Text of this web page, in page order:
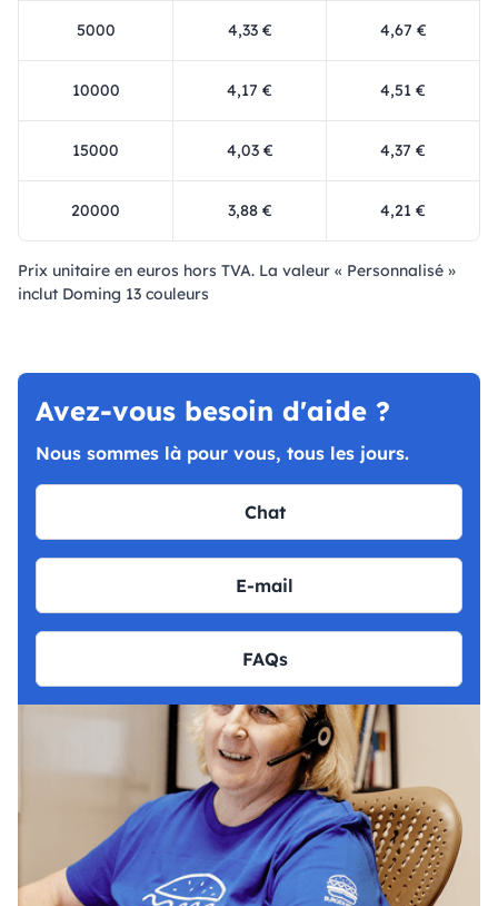
5000 4,33 € 4,67 €
10000 4,17 € 4,51 €
15000 4,03 € 4,37 €
20000 3,88 € 4,21 €
Prix ​​unitaire en euros hors TVA. La valeur « Personnalisé »
inclut Doming 13 couleurs
Avez-vous besoin d'aide ?
Nous sommes là pour vous, tous les jours.
Chat
E-mail
FAQs